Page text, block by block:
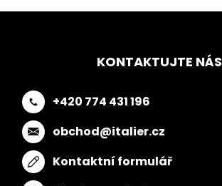
KONTAKTUJTE NÁS
+420 774 431 196
obchod@italier.cz
Kontaktní formulář